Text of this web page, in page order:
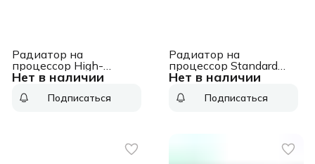
Нет в наличии
Радиатор на
процессор High-
performance heatsink
(R-Refurbished) High-
Подписаться
Нет в наличии
Радиатор на
процессор Standard
efficiency heatsink
processors less than or
heatsink assembly - For
use with processors less
Подписаться